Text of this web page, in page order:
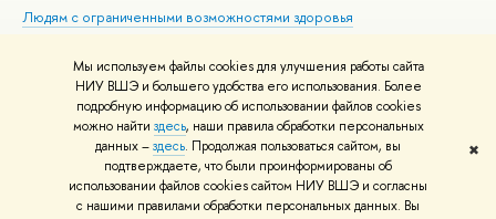
Мы используем файлы cookies для улучшения работы сайта
НИУ ВШЭ и большего удобства его использования. Более
подробную информацию об использовании файлов cookies
можно найти здесь, наши правила обработки персональных
данных –здесь. Продолжая пользоваться сайтом, вы
подтверждаете, что были проинформированы об
использовании файлов cookies сайтом НИУ ВШЭ и согласны
с нашими правилами обработки персональных данных. Вы
✖
Людям с ограниченными возможностями здоровья
Работа в Вышке
© НИУ ВШЭ 1993–2026 Адреса и контакты Условия использования
материалов Политика конфиденциальности Карта сайта